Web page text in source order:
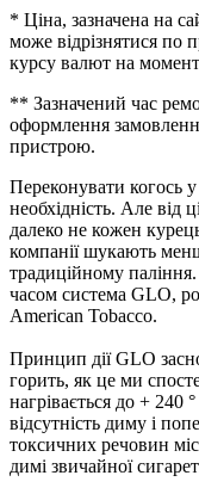
* Ціна, зазначена на
може відрізнятися по
курсу валют на
** Зазначений час
оформлення
пристрою.
Переконувати когось
необхідність. Але від
далеко не кожен
компанії шукають
традиційному
часом система GLO,
American Tobacco.
Принцип дії GLO
горить, як це ми
нагрівається до + 240 °
відсутність диму і
токсичних речовин
димі звичайної